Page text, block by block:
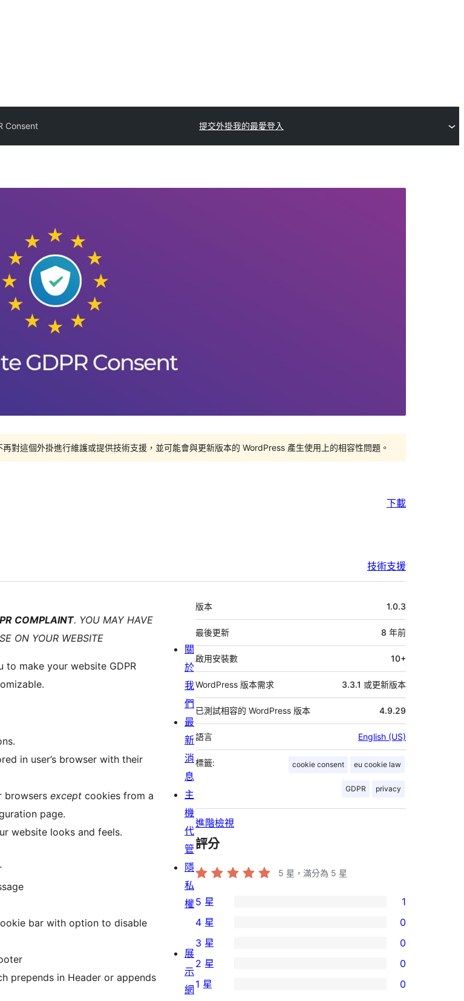
Consent 提交外掛我的最愛登入
再對這個外掛進行維護或提供技術支援，並可能會與更新版本的 WordPress 產生使用上的相容性問題。
下載
技術支援
COMPLAINT. YOU MAY HAVE
ON YOUR WEBSITE
to make your website GDPR
in user’s browser with their
browsers except cookies from a
page.
website looks and feels.
bar with option to disable
prepends in Header or appends
中
繼
資
料
版本 1.0.3
最後更新 8 年前
啟用安裝數 10+
WordPress 版本需求 3.3.1 或更新版本
已測試相容的 WordPress 版本 4.9.29
語言 English (US)
標籤: cookie consent eu cookie law
GDPR privacy
進階檢視
評分
5 星，滿分為 5 星
1
個
5
星
使
5 星 1
個
4
星
4 星 0
0
個
3
3 星 0
個
2 星 0
1 星 0
關
於
我
們
最
新
消
息
主
機
代
管
隱
私
權
展
示
網